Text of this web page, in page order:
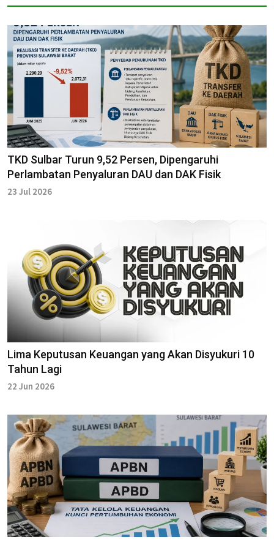
TKD Sulbar Turun 9,52 Persen, Dipengaruhi
Perlambatan Penyaluran DAU dan DAK Fisik
23 Jul 2026
Lima Keputusan Keuangan yang Akan Disyukuri 10
Tahun Lagi
22 Jun 2026